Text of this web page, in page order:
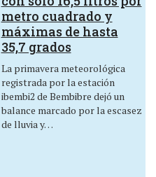
metro cuadrado y
máximas de hasta
35,7 grados
La primavera meteorológica
registrada por la estación
ibembi2 de Bembibre dejó un
balance marcado por la escasez
de lluvia y…